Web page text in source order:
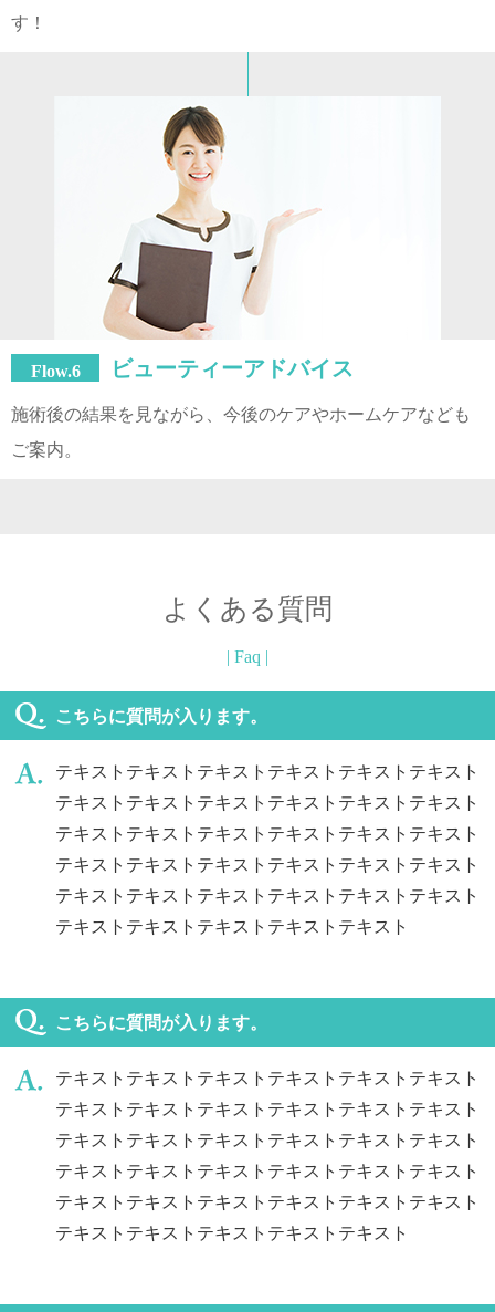
す！
Flow.6 ビューティーアドバイス
施術後の結果を見ながら、今後のケアやホームケアなども
ご案内。
よくある質問
| Faq |
こちらに質問が入ります。
テキストテキストテキストテキストテキストテキスト
テキストテキストテキストテキストテキストテキスト
テキストテキストテキストテキストテキストテキスト
テキストテキストテキストテキストテキストテキスト
テキストテキストテキストテキストテキストテキスト
テキストテキストテキストテキストテキスト
こちらに質問が入ります。
テキストテキストテキストテキストテキストテキスト
テキストテキストテキストテキストテキストテキスト
テキストテキストテキストテキストテキストテキスト
テキストテキストテキストテキストテキストテキスト
テキストテキストテキストテキストテキストテキスト
テキストテキストテキストテキストテキスト